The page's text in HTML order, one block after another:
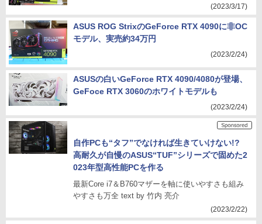
(2023/3/17)
ASUS ROG StrixのGeForce RTX 4090に非OC
モデル、実売約34万円
(2023/2/24)
ASUSの白いGeForce RTX 4090/4080が登場、
GeFoce RTX 3060のホワイトモデルも
(2023/2/24)
自作PCも“タフ”でなければ生きていけない!?
高耐久が自慢のASUS“TUF”シリーズで固めた2
023年型高性能PCを作る
最新Core i7＆B760マザーを軸に使いやすさも組み
やすさも万全 text by 竹内 亮介
(2023/2/22)